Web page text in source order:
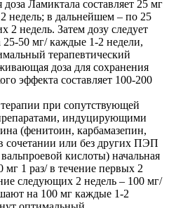
Ламиктала составляет 25 мг
недель; в дальнейшем – по 25
2 недель. Затем дозу следует
50 мг/ каждые 1-2 недели,
терапевтический
доза для сохранения
эффекта составляет 100-200
при сопутствующей
индуцирующими
(фенитоин, карбамазепин,
сочетании или без других ПЭП
кислоты) начальная
мг 1 раз/ в течение первых 2
следующих 2 недель – 100 мг/
на 100 мг каждые 1-2